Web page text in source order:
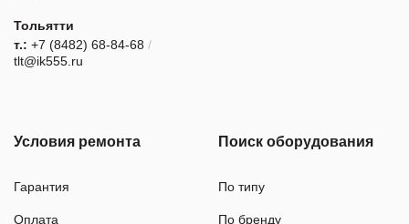
Тольятти
т.: +7 (8482) 68-84-68 /
tlt@ik555.ru
Условия ремонта
Гарантия
Оплата
Поиск оборудования
По типу
По бренду